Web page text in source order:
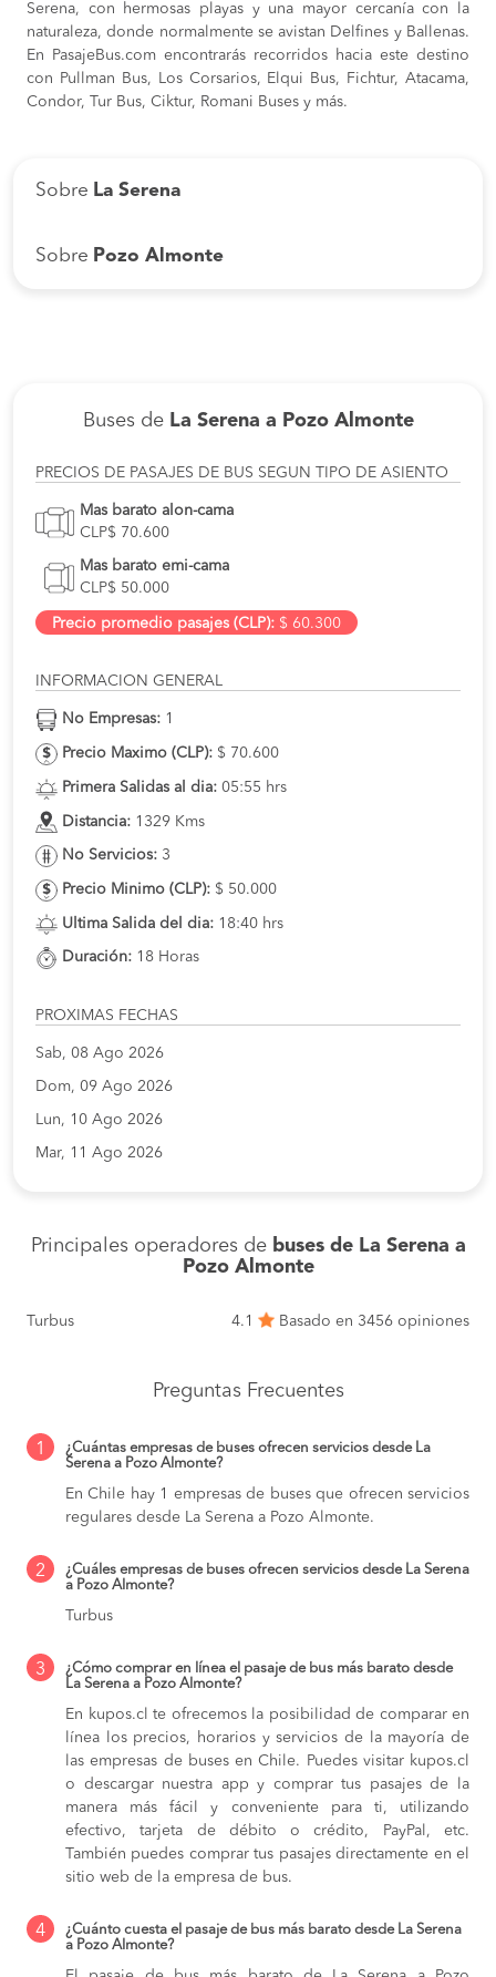
Serena, con hermosas playas y una mayor cercanía con la
naturaleza, donde normalmente se avistan Delfines y Ballenas.
En PasajeBus.com encontrarás recorridos hacia este destino
con Pullman Bus, Los Corsarios, Elqui Bus, Fichtur, Atacama,
Condor, Tur Bus, Ciktur, Romani Buses y más.
Sobre La Serena
Sobre Pozo Almonte
Buses de La Serena a Pozo Almonte
PRECIOS DE PASAJES DE BUS SEGUN TIPO DE ASIENTO
Mas barato alon-cama
CLP$ 70.600
Mas barato emi-cama
CLP$ 50.000
Precio promedio pasajes (CLP): $ 60.300
INFORMACION GENERAL
No Empresas: 1
Precio Maximo (CLP): $ 70.600
Primera Salidas al dia: 05:55 hrs
Distancia: 1329 Kms
No Servicios: 3
Precio Minimo (CLP): $ 50.000
Ultima Salida del dia: 18:40 hrs
Duración: 18 Horas
PROXIMAS FECHAS
Sab, 08 Ago 2026
Dom, 09 Ago 2026
Lun, 10 Ago 2026
Mar, 11 Ago 2026
Principales operadores de buses de La Serena a
Pozo Almonte
Turbus 4.1 Basado en 3456 opiniones
Preguntas Frecuentes
1
¿Cuántas empresas de buses ofrecen servicios desde La
Serena a Pozo Almonte?
En Chile hay 1 empresas de buses que ofrecen servicios
regulares desde La Serena a Pozo Almonte.
2
¿Cuáles empresas de buses ofrecen servicios desde La Serena
a Pozo Almonte?
Turbus
3
¿Cómo comprar en línea el pasaje de bus más barato desde
La Serena a Pozo Almonte?
En kupos.cl te ofrecemos la posibilidad de comparar en
línea los precios, horarios y servicios de la mayoría de
las empresas de buses en Chile. Puedes visitar kupos.cl
o descargar nuestra app y comprar tus pasajes de la
manera más fácil y conveniente para ti, utilizando
efectivo, tarjeta de débito o crédito, PayPal, etc.
También puedes comprar tus pasajes directamente en el
sitio web de la empresa de bus.
4
¿Cuánto cuesta el pasaje de bus más barato desde La Serena
a Pozo Almonte?